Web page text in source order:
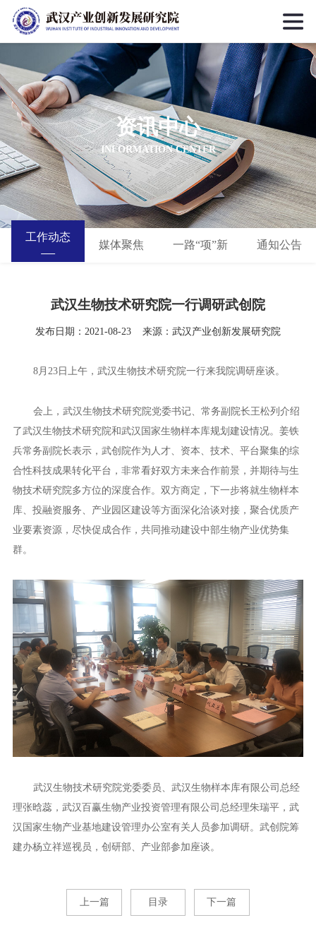
资讯中心
INFORMATION CENTER
工作动态
媒体聚焦 一路“项”新 通知公告
武汉生物技术研究院一行调研武创院
发布日期：2021-08-23 来源：武汉产业创新发展研究院
8月23日上午，武汉生物技术研究院一行来我院调研座谈。
会上，武汉生物技术研究院党委书记、常务副院长王松列介绍
了武汉生物技术研究院和武汉国家生物样本库规划建设情况。姜铁
兵常务副院长表示，武创院作为人才、资本、技术、平台聚集的综
合性科技成果转化平台，非常看好双方未来合作前景，并期待与生
物技术研究院多方位的深度合作。双方商定，下一步将就生物样本
库、投融资服务、产业园区建设等方面深化洽谈对接，聚合优质产
业要素资源，尽快促成合作，共同推动建设中部生物产业优势集
群。
武汉生物技术研究院党委委员、武汉生物样本库有限公司总经
理张晗蕊，武汉百赢生物产业投资管理有限公司总经理朱瑞平，武
汉国家生物产业基地建设管理办公室有关人员参加调研。武创院筹
建办杨立祥巡视员，创研部、产业部参加座谈。
上一篇 目录 下一篇